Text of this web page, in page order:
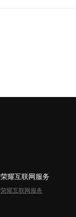
荣耀互联网服务
荣耀互联网服务